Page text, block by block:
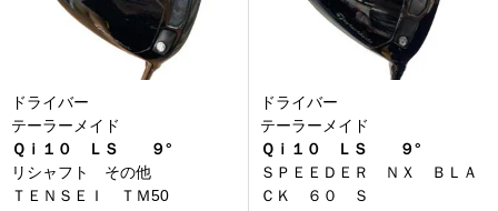
ドライバー
テーラーメイド
Ｑｉ１０ ＬＳ ９°
リシャフト その他
ＴＥＮＳＥＩ ＴＭ50
ドライバー
テーラーメイド
Ｑｉ１０ ＬＳ ９°
ＳＰＥＥＤＥＲ ＮＸ ＢＬＡ
ＣＫ ６０ Ｓ